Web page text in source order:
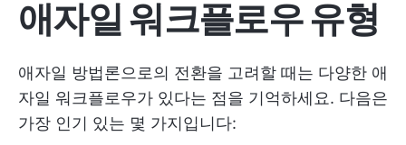
애자일 워크플로우 유형
애자일 방법론으로의 전환을 고려할 때는 다양한 애
자일 워크플로우가 있다는 점을 기억하세요. 다음은
가장 인기 있는 몇 가지입니다: